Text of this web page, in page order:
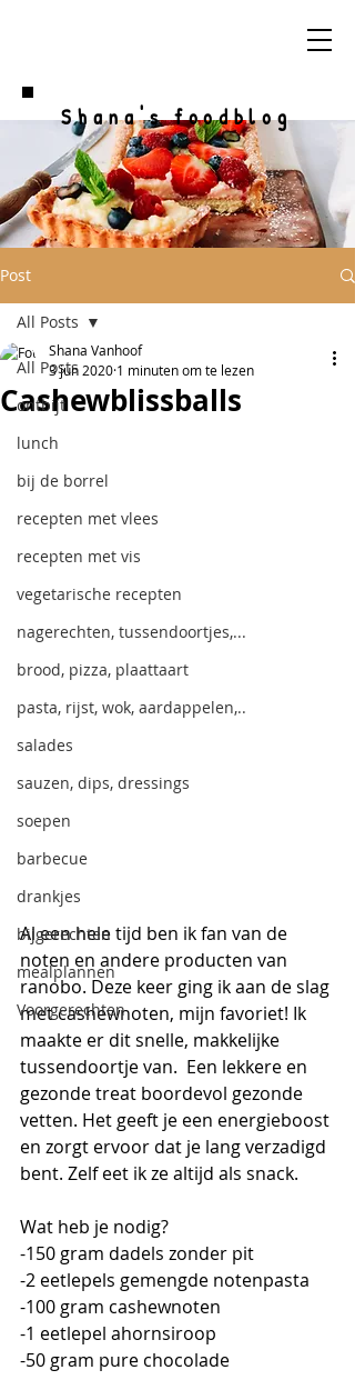
Shana's foodblog
Post
All Posts
ontbijt
lunch
bij de borrel
recepten met vlees
recepten met vis
vegetarische recepten
nagerechten, tussendoortjes,...
brood, pizza, plaattaart
pasta, rijst, wok, aardappelen,..
salades
sauzen, dips, dressings
soepen
barbecue
drankjes
bijgerechten
mealplannen
Voorgerechten
All Posts
Cashewblissballs
Shana Vanhoof
3 jun 2020 1 minuten om te lezen
Al een hele tijd ben ik fan van de
noten en andere producten van
ranobo. Deze keer ging ik aan de slag
met cashewnoten, mijn favoriet! Ik
maakte er dit snelle, makkelijke
tussendoortje van.  Een lekkere en
gezonde treat boordevol gezonde
vetten. Het geeft je een energieboost
en zorgt ervoor dat je lang verzadigd
bent. Zelf eet ik ze altijd als snack.
Wat heb je nodig?
-150 gram dadels zonder pit
-2 eetlepels gemengde notenpasta
-100 gram cashewnoten
-1 eetlepel ahornsiroop
-50 gram pure chocolade